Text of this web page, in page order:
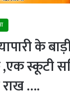
के
स्कूटी
….